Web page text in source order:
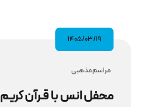
۱۴۰۵/۰۳/۱۹
مراسم مذهبى
محفل انس با قـرآن کریم